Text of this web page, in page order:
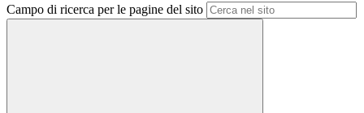
Campo di ricerca per le pagine del sito